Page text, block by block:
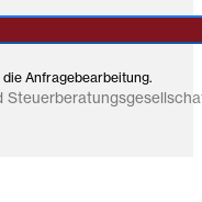
Anfragebearbeitung.